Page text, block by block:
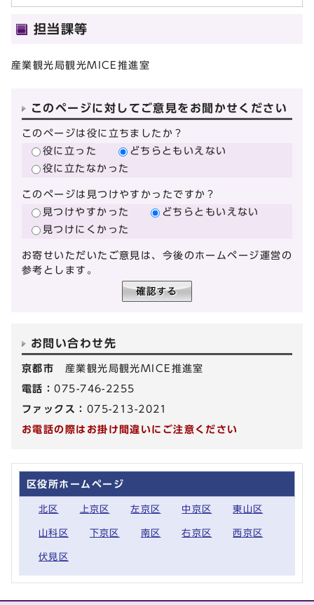
担当課等
産業観光局観光MICE推進室
このページに対してご意見をお聞かせください
このページは役に立ちましたか？
役に立った
どちらともいえない
役に立たなかった
このページは見つけやすかったですか？
見つけやすかった
どちらともいえない
見つけにくかった
お寄せいただいたご意見は、今後のホームページ運営の
参考とします。
お問い合わせ先
京都市 産業観光局観光MICE推進室
電話：075-746-2255
ファックス： 075-213-2021
お電話の際はお掛け間違いにご注意ください
区役所ホームページ
北区 上京区 左京区 中京区 東山区
山科区 下京区 南区 右京区 西京区
伏見区